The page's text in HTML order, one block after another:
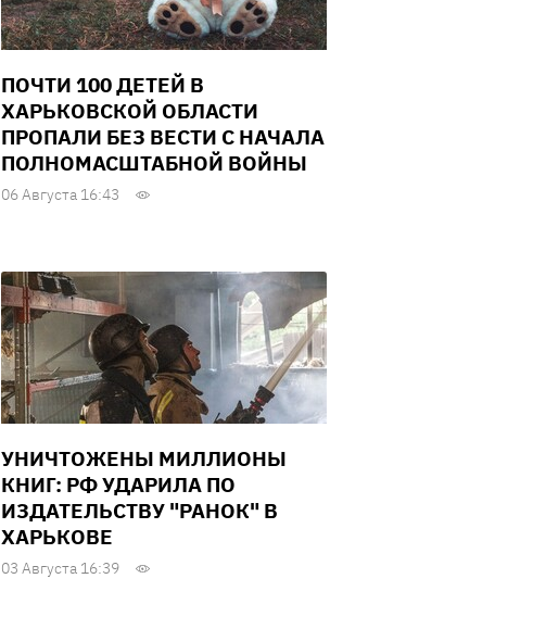
ПОЧТИ 100 ДЕТЕЙ В
ХАРЬКОВСКОЙ ОБЛАСТИ
ПРОПАЛИ БЕЗ ВЕСТИ С НАЧАЛА
ПОЛНОМАСШТАБНОЙ ВОЙНЫ
06 Августа 16:43
УНИЧТОЖЕНЫ МИЛЛИОНЫ
КНИГ: РФ УДАРИЛА ПО
ИЗДАТЕЛЬСТВУ "РАНОК" В
ХАРЬКОВЕ
03 Августа 16:39